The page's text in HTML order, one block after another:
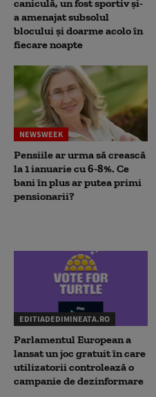
caniculă, un fost sportiv și-
a amenajat subsolul
blocului și doarme acolo în
fiecare noapte
NEWSWEEK
Pensiile ar urma să crească
la 1 ianuarie cu 6-8%. Ce
bani în plus ar putea primi
pensionarii?
EDITIADEDIMINEATA.RO
Parlamentul European a
lansat un joc gratuit în care
utilizatorii controlează o
campanie de dezinformare